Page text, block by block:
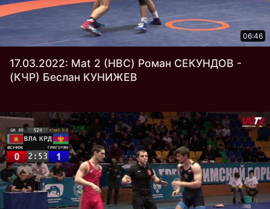
06:46
17.03.2022: Mat 2 (НВС) Роман СЕКУНДОВ -
(КЧР) Беслан КУНИЖЕВ